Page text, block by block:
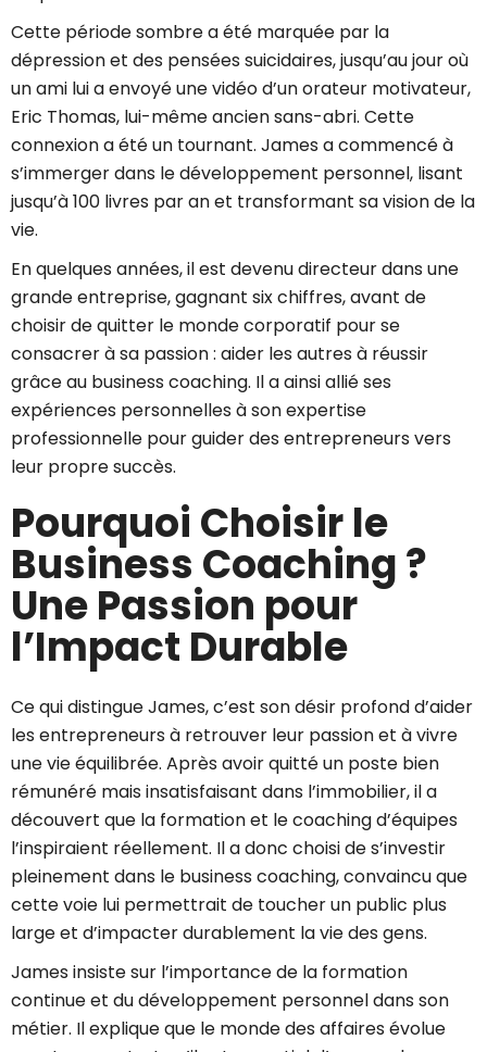
Cette période sombre a été marquée par la
dépression et des pensées suicidaires, jusqu’au jour où
un ami lui a envoyé une vidéo d’un orateur motivateur,
Eric Thomas, lui-même ancien sans-abri. Cette
connexion a été un tournant. James a commencé à
s’immerger dans le développement personnel, lisant
jusqu’à 100 livres par an et transformant sa vision de la
vie.
En quelques années, il est devenu directeur dans une
grande entreprise, gagnant six chiffres, avant de
choisir de quitter le monde corporatif pour se
consacrer à sa passion : aider les autres à réussir
grâce au business coaching. Il a ainsi allié ses
expériences personnelles à son expertise
professionnelle pour guider des entrepreneurs vers
leur propre succès.
Pourquoi Choisir le
Business Coaching ?
Une Passion pour
l’Impact Durable
Ce qui distingue James, c’est son désir profond d’aider
les entrepreneurs à retrouver leur passion et à vivre
une vie équilibrée. Après avoir quitté un poste bien
rémunéré mais insatisfaisant dans l’immobilier, il a
découvert que la formation et le coaching d’équipes
l’inspiraient réellement. Il a donc choisi de s’investir
pleinement dans le business coaching, convaincu que
cette voie lui permettrait de toucher un public plus
large et d’impacter durablement la vie des gens.
James insiste sur l’importance de la formation
continue et du développement personnel dans son
métier. Il explique que le monde des affaires évolue